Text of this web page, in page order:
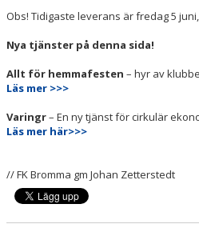
Obs! Tidigaste leverans är fredag 5
Nya tjänster på denna sida!
Allt för hemmafesten – hyr av
Läs mer >>>
Varingr– En ny tjänst för cirkulär
Läs mer här>>>
// FK Bromma gm Johan Zetterstedt